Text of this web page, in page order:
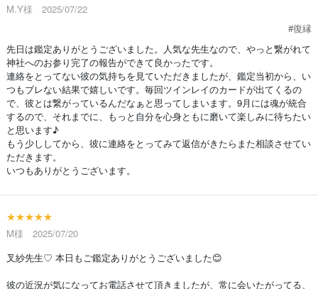
M.Y様 2025/07/22
#復縁
先日は鑑定ありがとうございました。人気な先生なので、やっと繋がれて
神社へのお参り完了の報告ができて良かったです。
連絡をとってない彼の気持ちを見ていただきましたが、鑑定当初から、い
つもブレない結果で嬉しいです。毎回ツインレイのカードが出てくるの
で、彼とは繋がっているんだなぁと思ってしまいます。9月には魂が統合
するので、それまでに、もっと自分を心身ともに磨いて楽しみに待ちたい
と思います♪
もう少ししてから、彼に連絡をとってみて返信がきたらまた相談させてい
ただきます。
いつもありがとうございます。
★★★★★
M様 2025/07/20
叉紗先生♡ 本日もご鑑定ありがとうございました😊
彼の近況が気になってお電話させて頂きましたが、常に会いたがってる、